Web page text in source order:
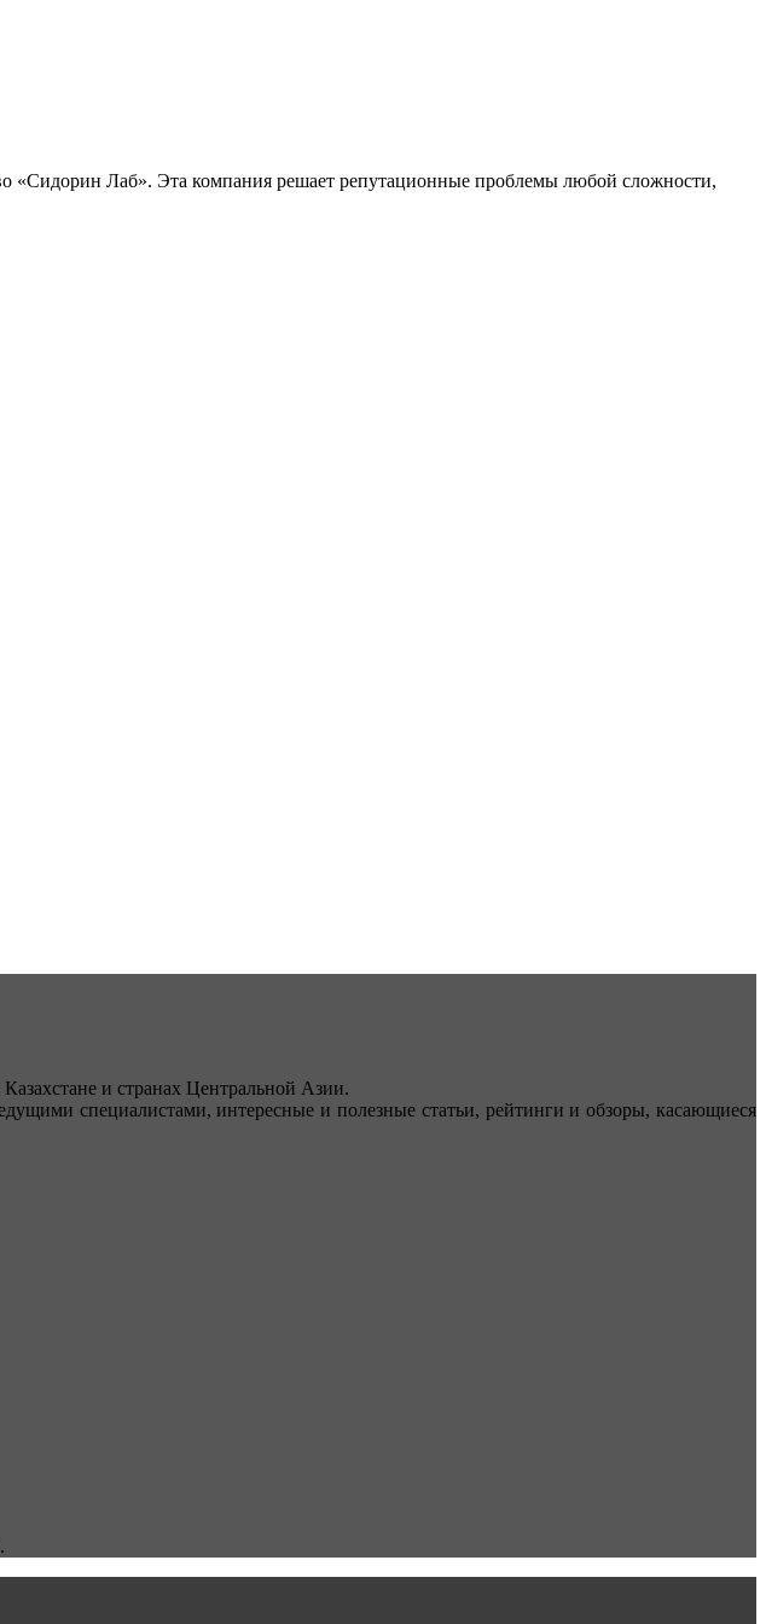
«Сидорин Лаб». Эта компания решает репутационные проблемы любой сложности,
и странах Центральной Азии.
специалистами, интересные и полезные статьи, рейтинги и обзоры, касающиеся